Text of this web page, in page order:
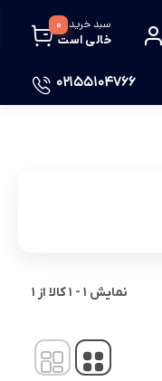
سبد خرید
خالی است
0
02155104766
نمایش 1
-
1کالا از 1